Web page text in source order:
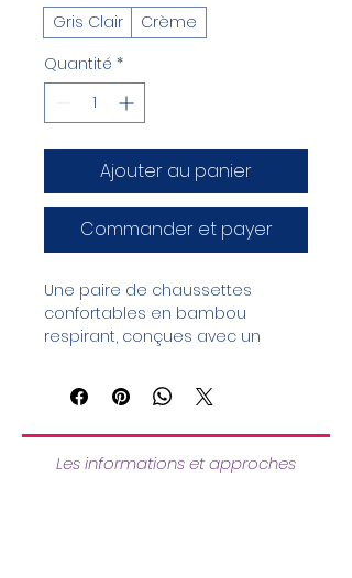
Gris Clair
Crème
Quantité *
Ajouter au panier
Commander et payer
Une paire de chaussettes
confortables en bambou
respirant, conçues avec un
concentriques évoquant la
sérénité, dans des tons neutres.
Les informations et approches